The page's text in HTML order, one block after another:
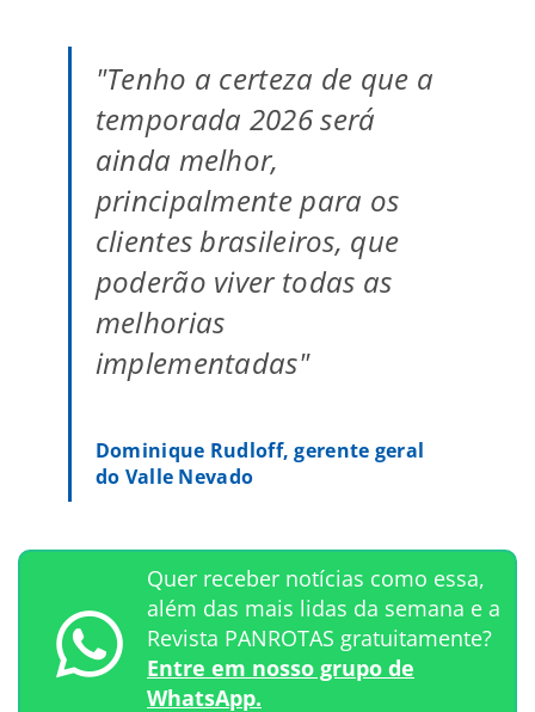
"Tenho a certeza de que a
temporada 2026 será
ainda melhor,
principalmente para os
clientes brasileiros, que
poderão viver todas as
melhorias
implementadas"
Dominique Rudloff, gerente geral
do Valle Nevado
Quer receber notícias como essa,
além das mais lidas da semana e a
Revista PANROTAS gratuitamente?
Entre em nosso grupo de
WhatsApp.